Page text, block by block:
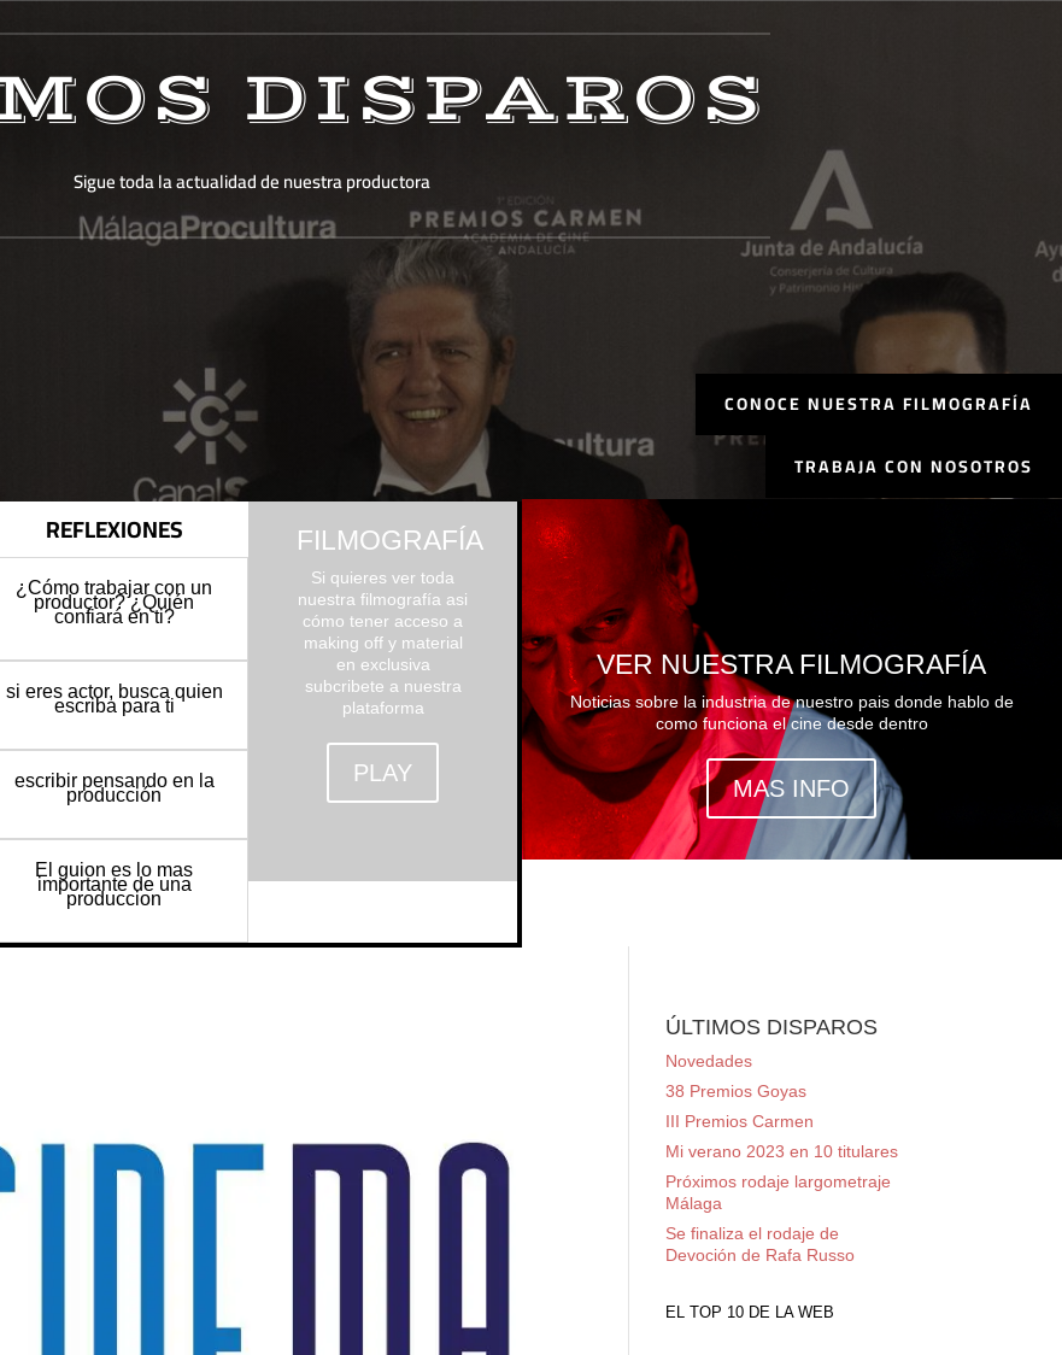
DISPAROS
Sigue toda la actualidad de nuestra productora
REFLEXIONES
¿Cómo trabajar con un
productor? ¿Quién
confiará en ti?
si eres actor, busca quien
escriba para ti
escribir pensando en la
producción
El guion es lo mas
importante de una
produccion
FILMOGRAFÍA
Si quieres ver toda
nuestra filmografía asi
cómo tener acceso a
making off y material
en exclusiva
subcribete a nuestra
plataforma
PLAY
CONOCE NUESTRA FILMOGRAFÍA
TRABAJA CON NOSOTROS
VER NUESTRA FILMOGRAFÍA
Noticias sobre la industria de nuestro pais donde hablo de
como funciona el cine desde dentro
MAS INFO
ÚLTIMOS DISPAROS
Novedades
38 Premios Goyas
III Premios Carmen
Mi verano 2023 en 10 titulares
Próximos rodaje largometraje
Málaga
Se finaliza el rodaje de
Devoción de Rafa Russo
EL TOP 10 DE LA WEB